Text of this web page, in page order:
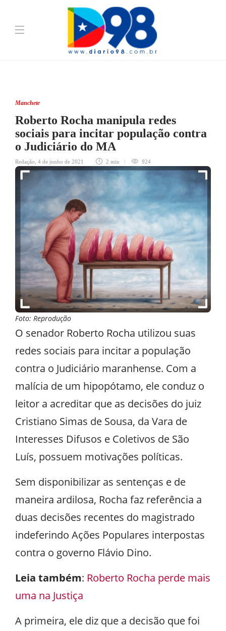
Manchete
Roberto Rocha manipula redes
sociais para incitar população contra
o Judiciário do MA
Redação 4 de junho de 2021 2 min 924
Foto: Reprodução
O senador Roberto Rocha utilizou suas
redes sociais para incitar a população
contra o Judiciário maranhense. Com a
malícia de um hipopótamo, ele conduz o
leitor a acreditar que as decisões do juiz
Cristiano Simas de Sousa, da Vara de
Interesses Difusos e Coletivos de São
Luís, possuem motivações políticas.
Sem disponibilizar as sentenças e de
maneira ardilosa, Rocha faz referência a
duas decisões recentes do magistrado
indeferindo Ações Populares interpostas
contra o governo Flávio Dino.
Leia também: Roberto Rocha perde mais
uma na Justiça
A primeira, ele diz que a decisão que foi